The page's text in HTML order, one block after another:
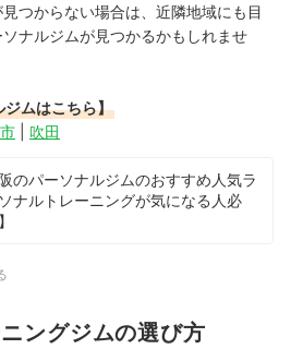
つからない場合は、近隣地域にも目
ナルジムが見つかるかもしれませ
ジムはこちら】
吹田
のパーソナルジムのおすすめ人気ラ
ナルトレーニングが気になる人必
ングジムの選び方